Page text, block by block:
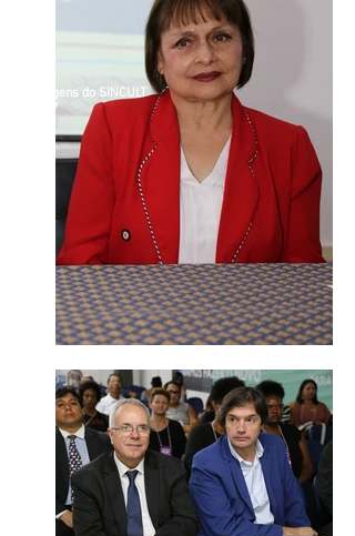
Imagens do SINCULT
2017